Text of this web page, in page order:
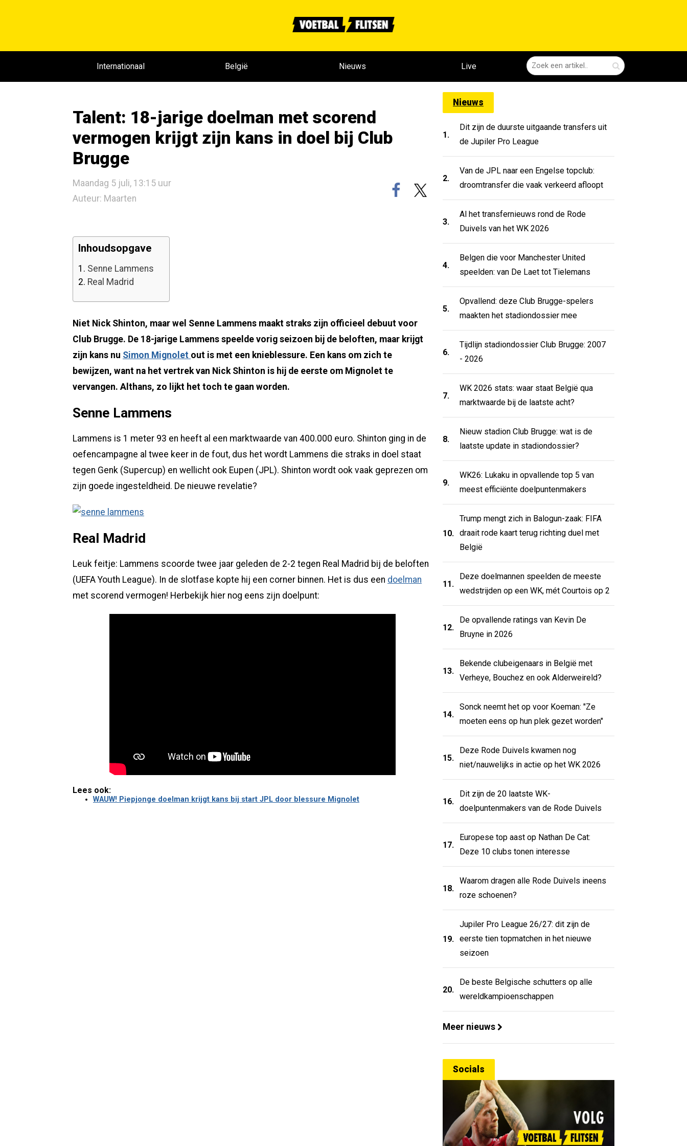
Internationaal België Nieuws Live
Talent: 18-jarige doelman met scorend
vermogen krijgt zijn kans in doel bij Club
Brugge
Maandag 5 juli, 13:15 uur
Auteur: Maarten
Inhoudsopgave
1. Senne Lammens
2. Real Madrid
Niet Nick Shinton, maar wel Senne Lammens maakt straks zijn officieel debuut voor
Club Brugge. De 18-jarige Lammens speelde vorig seizoen bij de beloften, maar krijgt
zijn kans nu Simon Mignolet out is met een knieblessure. Een kans om zich te
bewijzen, want na het vertrek van Nick Shinton is hij de eerste om Mignolet te
vervangen. Althans, zo lijkt het toch te gaan worden.
Senne Lammens
Lammens is 1 meter 93 en heeft al een marktwaarde van 400.000 euro. Shinton ging in de
oefencampagne al twee keer in de fout, dus het wordt Lammens die straks in doel staat
tegen Genk (Supercup) en wellicht ook Eupen (JPL). Shinton wordt ook vaak geprezen om
zijn goede ingesteldheid. De nieuwe revelatie?
Real Madrid
Leuk feitje: Lammens scoorde twee jaar geleden de 2-2 tegen Real Madrid bij de beloften
(UEFA Youth League). In de slotfase kopte hij een corner binnen. Het is dus een doelman
met scorend vermogen! Herbekijk hier nog eens zijn doelpunt:
Lees ook:
WAUW! Piepjonge doelman krijgt kans bij start JPL door blessure Mignolet
Nieuws
1.
Dit zijn de duurste uitgaande transfers uit
de Jupiler Pro League
2.
Van de JPL naar een Engelse topclub:
droomtransfer die vaak verkeerd afloopt
3.
Al het transfernieuws rond de Rode
Duivels van het WK 2026
4.
Belgen die voor Manchester United
speelden: van De Laet tot Tielemans
5.
Opvallend: deze Club Brugge-spelers
maakten het stadiondossier mee
6.
Tijdlijn stadiondossier Club Brugge: 2007
- 2026
7.
WK 2026 stats: waar staat België qua
marktwaarde bij de laatste acht?
8.
Nieuw stadion Club Brugge: wat is de
laatste update in stadiondossier?
9.
WK26: Lukaku in opvallende top 5 van
meest efficiënte doelpuntenmakers
10.
Trump mengt zich in Balogun-zaak: FIFA
draait rode kaart terug richting duel met
België
11.
Deze doelmannen speelden de meeste
wedstrijden op een WK, mét Courtois op 2
12.
De opvallende ratings van Kevin De
Bruyne in 2026
13.
Bekende clubeigenaars in België met
Verheye, Bouchez en ook Alderweireld?
14.
Sonck neemt het op voor Koeman: "Ze
moeten eens op hun plek gezet worden"
15.
Deze Rode Duivels kwamen nog
niet/nauwelijks in actie op het WK 2026
16.
Dit zijn de 20 laatste WK-
doelpuntenmakers van de Rode Duivels
17.
Europese top aast op Nathan De Cat:
Deze 10 clubs tonen interesse
18.
Waarom dragen alle Rode Duivels ineens
roze schoenen?
19.
Jupiler Pro League 26/27: dit zijn de
eerste tien topmatchen in het nieuwe
seizoen
20.
De beste Belgische schutters op alle
wereldkampioenschappen
Meer nieuws
Socials